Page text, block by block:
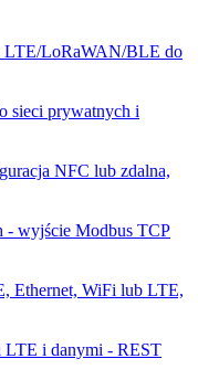
LTE/LoRaWAN/BLE do
sieci prywatnych i
NFC lub zdalna,
wyjście Modbus TCP
Ethernet, WiFi lub LTE,
LTE i danymi - REST